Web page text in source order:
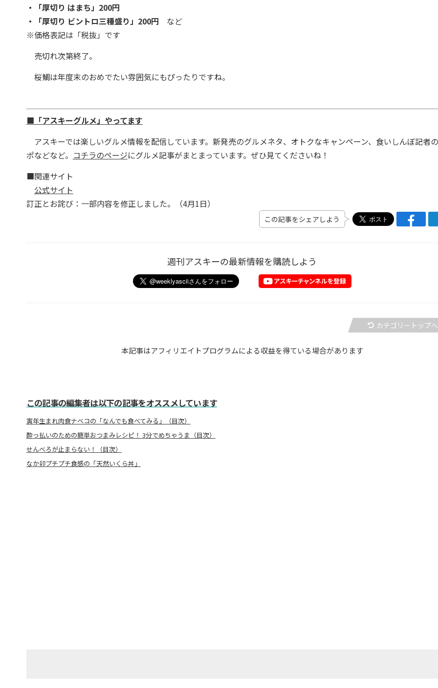
・「厚切り はまち」200円
・「厚切り ビントロ三種盛り」200円 など
※価格表記は「税抜」です
売切れ次第終了。
桜鯛は年度末のおめでたい雰囲気にもぴったりですね。
■「アスキーグルメ」やってます
アスキーでは楽しいグルメ情報を配信しています。新発売のグルメネタ、オトクなキャンペーン、食いしんぼ記者
ポなどなど。 コチラのページにグルメ記事がまとまっています。ぜひ見てくださいね！
■関連サイト
公式サイト
訂正とお詫び：一部内容を修正しました。（4月1日）
この記事をシェアしよう
週刊アスキーの最新情報を購読しよう
カテゴリートップへ
本記事はアフィリエイトプログラムによる収益を得ている場合があります
この記事の編集者は以下の記事をオススメしています
寅年生まれ肉食ナベコの「なんでも食べてみる」（目次）
酔っ払いのための簡単おつまみレシピ！ 3分でめちゃうま（目次）
せんべろが止まらない！（目次）
なか卯プチプチ食感の「天然いくら丼」